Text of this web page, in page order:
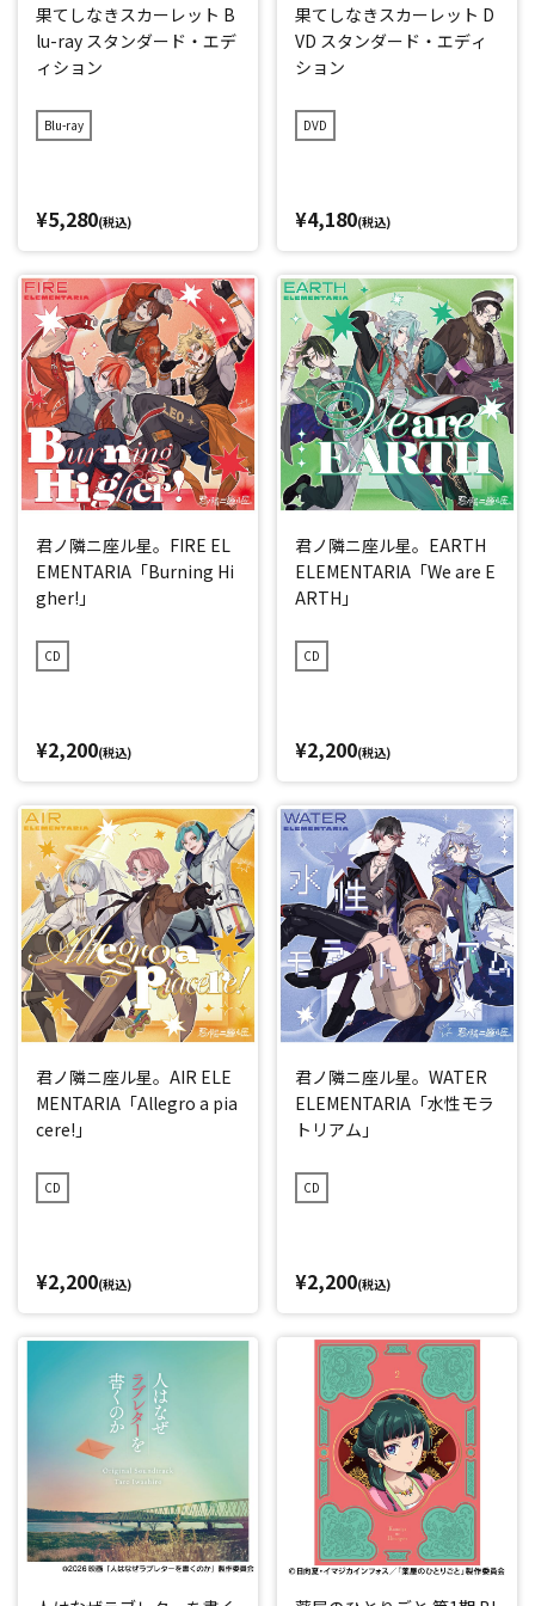
果てしなきスカーレット B
lu-ray スタンダード・エデ
ィション
Blu-ray
¥5,280(税込)
果てしなきスカーレット D
VD スタンダード・エディ
ション
DVD
¥4,180(税込)
君ノ隣ニ座ル星。FIRE EL
EMENTARIA「Burning Hi
gher!」
CD
¥2,200(税込)
君ノ隣ニ座ル星。EARTH
ELEMENTARIA「We are E
ARTH」
CD
¥2,200(税込)
君ノ隣ニ座ル星。AIR ELE
MENTARIA「Allegro a pia
cere!」
CD
¥2,200(税込)
君ノ隣ニ座ル星。WATER
ELEMENTARIA「水性モラ
トリアム」
CD
¥2,200(税込)